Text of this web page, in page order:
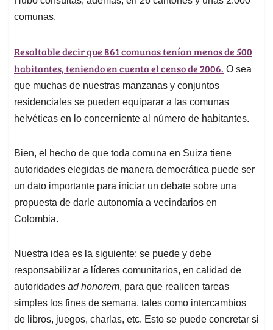
comunas.
Resaltable decir que 861 comunas tenían menos de 500
habitantes, teniendo en cuenta el censo de 2006. O sea
que muchas de nuestras manzanas y conjuntos
residenciales se pueden equiparar a las comunas
helvéticas en lo concerniente al número de habitantes.
Bien, el hecho de que toda comuna en Suiza tiene
autoridades elegidas de manera democrática puede ser
un dato importante para iniciar un debate sobre una
propuesta de darle autonomía a vecindarios en
Colombia.
Nuestra idea es la siguiente: se puede y debe
responsabilizar a líderes comunitarios, en calidad de
autoridades ad honorem, para que realicen tareas
simples los fines de semana, tales como intercambios
de libros, juegos, charlas, etc. Esto se puede concretar si